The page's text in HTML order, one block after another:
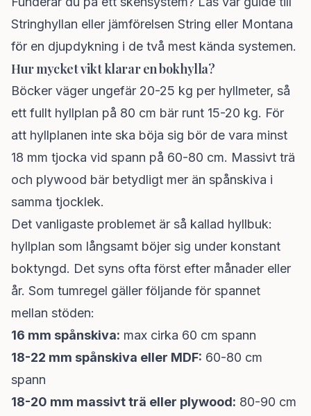
Stringhyllan eller jämförelsen String eller Montana
för en djupdykning i de två mest kända systemen.
Hur mycket vikt klarar en bokhylla?
Böcker väger ungefär 20-25 kg per hyllmeter, så
ett fullt hyllplan på 80 cm bär runt 15-20 kg. För
att hyllplanen inte ska böja sig bör de vara minst
18 mm tjocka vid spann på 60-80 cm. Massivt trä
och plywood bär betydligt mer än spånskiva i
samma tjocklek.
Det vanligaste problemet är så kallad hyllbuk:
hyllplan som långsamt böjer sig under konstant
boktyngd. Det syns ofta först efter månader eller
år. Som tumregel gäller följande för spannet
mellan stöden:
16 mm spånskiva: max cirka 60 cm spann
18-22 mm spånskiva eller MDF: 60-80 cm
spann
18-20 mm massivt trä eller plywood: 80-90 cm